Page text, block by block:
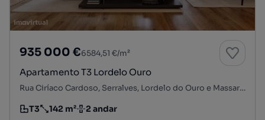
935 000 €6584,51 €/m²
Apartamento T3 Lordelo Ouro
Rua Ciríaco Cardoso, Serralves, Lordelo do Ouro e Massarelos, Porto, Porto
Tipologia
T3
Preço por metro quadrado
142 m²
Andar 2 andar